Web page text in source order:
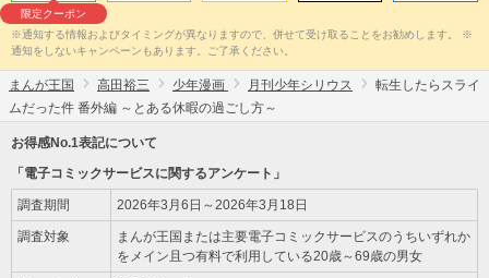
限定クーポン
※通知する情報およびタイミングが異なりますので、併せて受け取ることをお勧めします。 ※
通知をしないキャンペーンもあります。ご了承ください。
まんが王国 高田裕三 少年漫画 月刊少年シリウス
転生したらスライ
ムだった件 番外編 ～とある休暇の過ごし方～
お得感No.1表記について
「電子コミックサービスに関するアンケート」
調査期間 2026年3月6日～2026年3月18日
調査対象
まんが王国または主要電子コミックサービスのうちいずれか
をメイン且つ有料で利用している20歳～69歳の男女